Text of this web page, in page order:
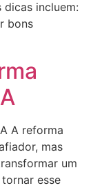
incluem:
bons
A reforma
mas
um
esse